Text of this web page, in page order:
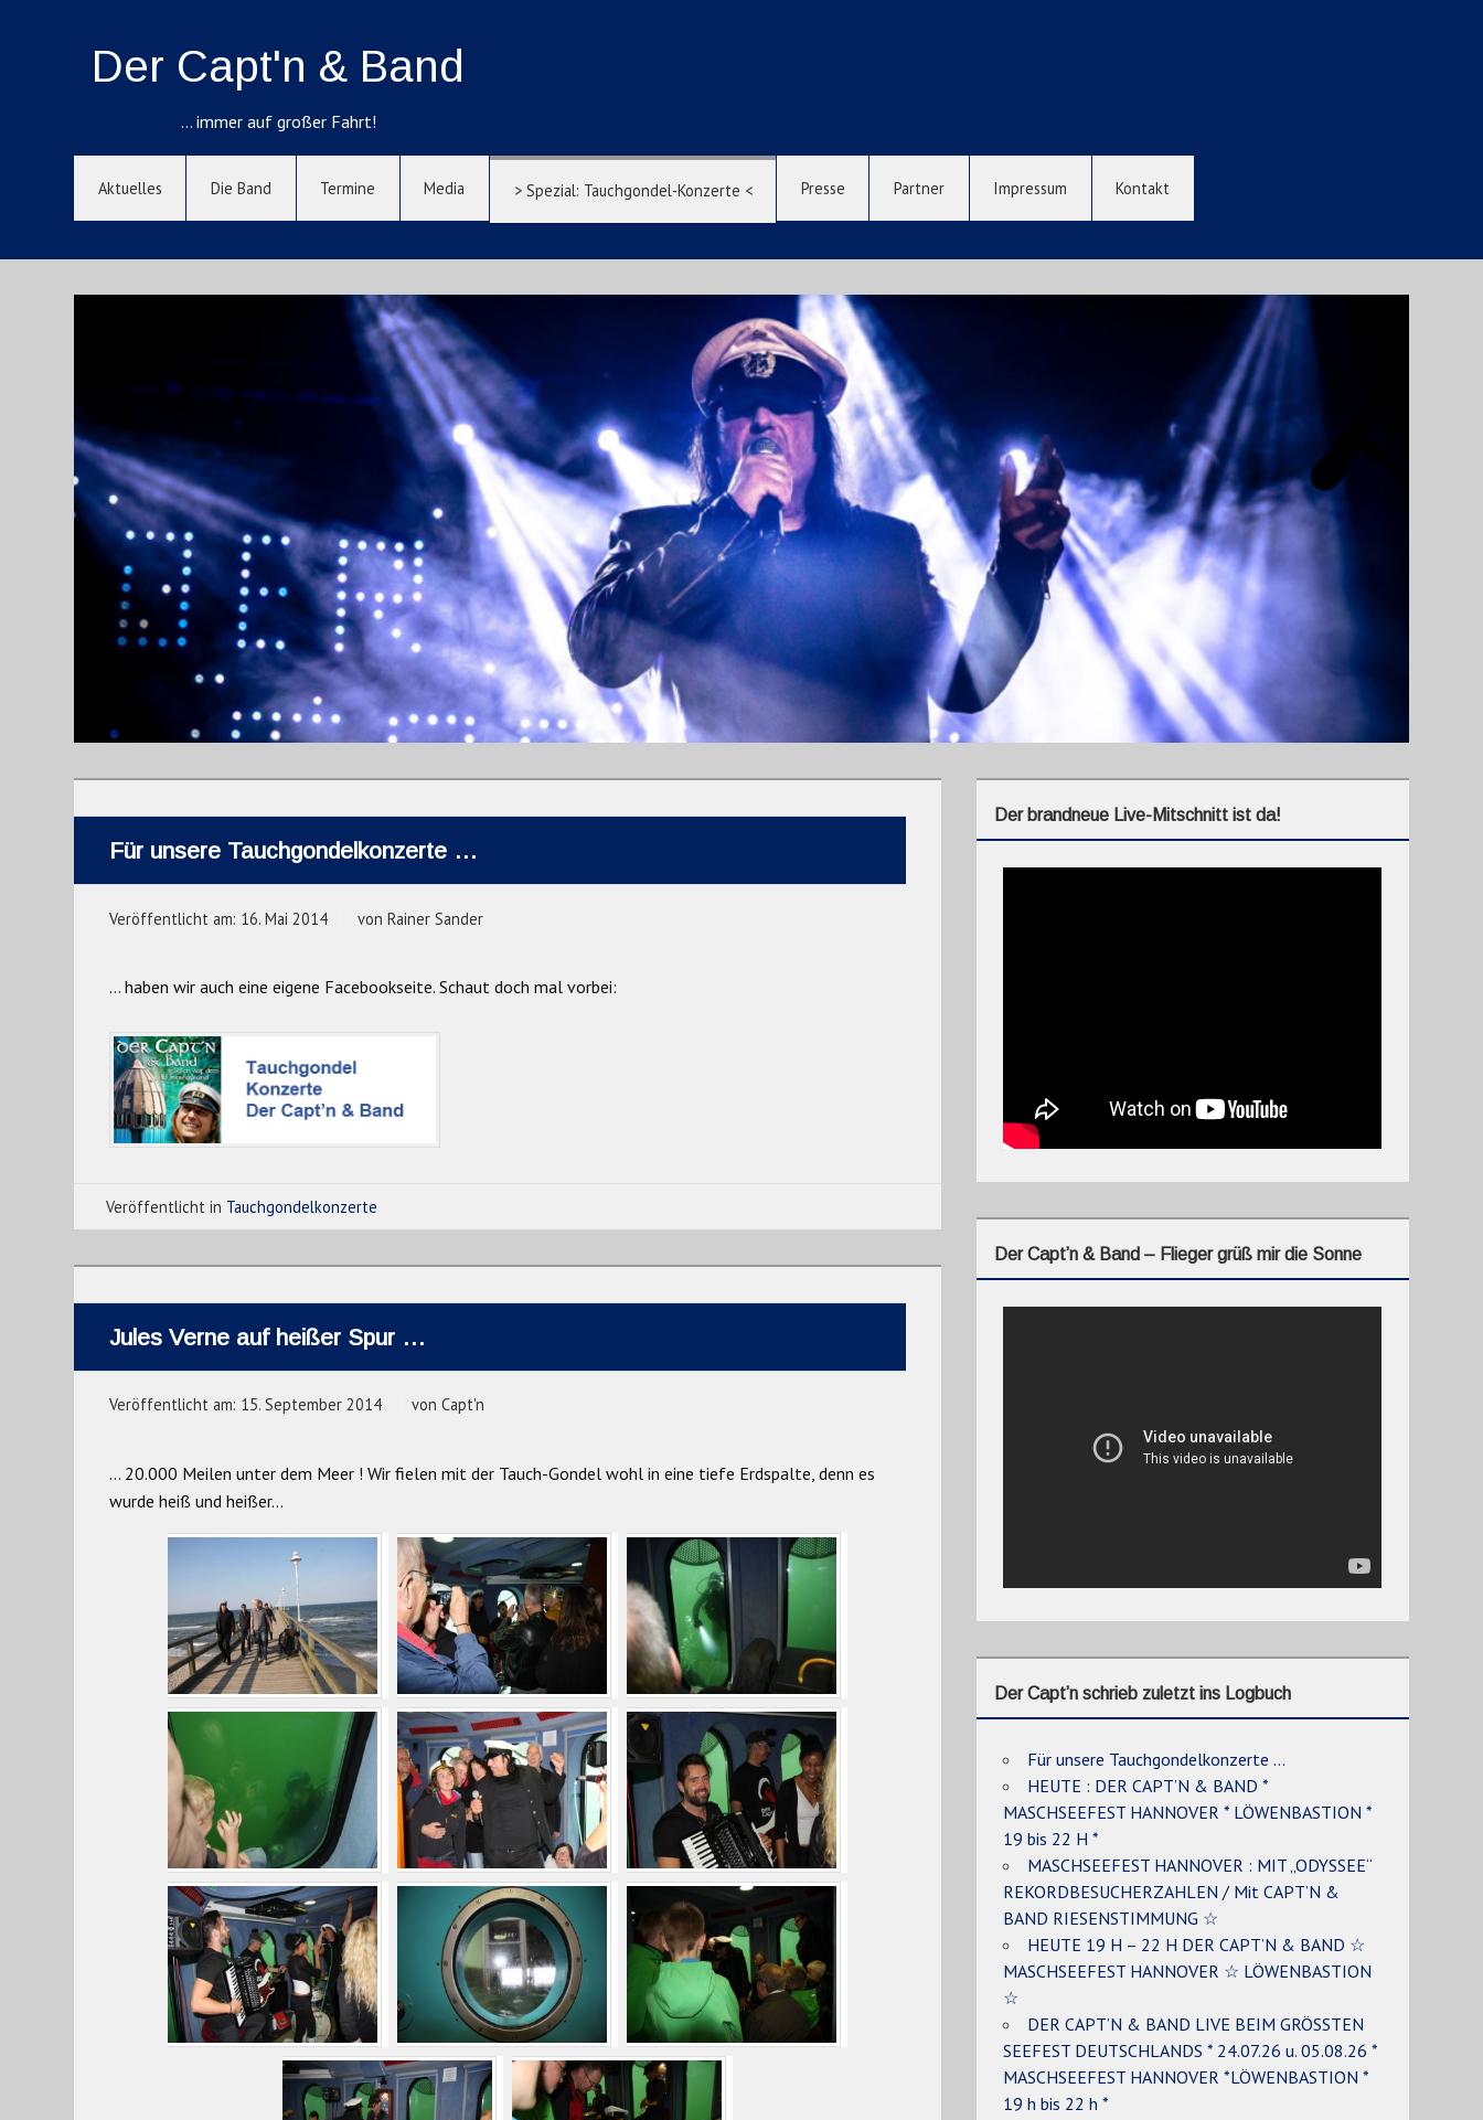
Der Capt'n & Band
… immer auf großer Fahrt!
Aktuelles Die Band Termine Media > Spezial: Tauchgondel-Konzerte < Presse Partner Impressum Kontakt
Für unsere Tauchgondelkonzerte …
Veröffentlicht am: 16. Mai 2014 von Rainer Sander
… haben wir auch eine eigene Facebookseite. Schaut doch mal vorbei:
Veröffentlicht in Tauchgondelkonzerte
Jules Verne auf heißer Spur …
Veröffentlicht am: 15. September 2014 von Capt'n
… 20.000 Meilen unter dem Meer ! Wir fielen mit der Tauch-Gondel wohl in eine tiefe Erdspalte, denn es
wurde heiß und heißer…
Der brandneue Live-Mitschnitt ist da!
Der Capt’n & Band – Flieger grüß mir die Sonne
Der Capt’n schrieb zuletzt ins Logbuch
Für unsere Tauchgondelkonzerte …
HEUTE : DER CAPT’N & BAND *
MASCHSEEFEST HANNOVER * LÖWENBASTION *
19 bis 22 H *
MASCHSEEFEST HANNOVER : MIT „ODYSSEE“
REKORDBESUCHERZAHLEN / Mit CAPT’N &
BAND RIESENSTIMMUNG ☆
HEUTE 19 H – 22 H DER CAPT’N & BAND ☆
MASCHSEEFEST HANNOVER ☆ LÖWENBASTION
☆
DER CAPT’N & BAND LIVE BEIM GRÖSSTEN
SEEFEST DEUTSCHLANDS * 24.07.26 u. 05.08.26 *
MASCHSEEFEST HANNOVER *LÖWENBASTION *
19 h bis 22 h *